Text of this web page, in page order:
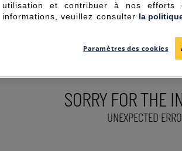
SORRY FOR THE
UNEXPECTED
utilisation et contribuer à nos efforts
informations, veuillez consulter la
Paramètres des cookies